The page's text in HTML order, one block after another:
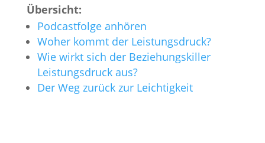
Übersicht:
Podcastfolge anhören
Woher kommt der Leistungsdruck?
Wie wirkt sich der Beziehungskiller
Leistungsdruck aus?
Der Weg zurück zur Leichtigkeit